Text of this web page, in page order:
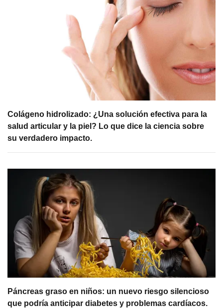
Colágeno hidrolizado: ¿Una solución efectiva para la
salud articular y la piel? Lo que dice la ciencia sobre
su verdadero impacto.
Páncreas graso en niños: un nuevo riesgo silencioso
que podría anticipar diabetes y problemas cardíacos.